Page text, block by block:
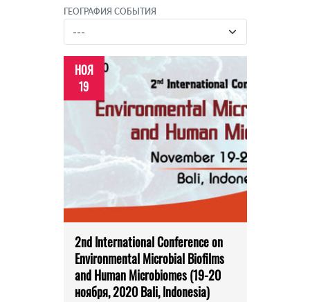
ГЕОГРАФИЯ СОБЫТИЯ
НОЯ
19
2nd International Conference on
Environmental Microbial Biofilms
and Human Microbiomes (19-20
ноября, 2020 Bali, Indonesia)